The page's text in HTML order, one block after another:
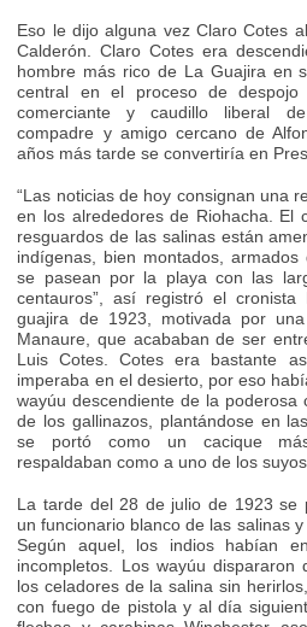
Eso le dijo alguna vez Claro Cotes
Calderón. Claro Cotes era
hombre más rico de La Guajira en
central en el proceso de
comerciante y caudillo liberal
compadre y amigo cercano de
años más tarde se convertiría en
“Las noticias de hoy consignan una
en los alrededores de Riohacha. El
resguardos de las salinas están
indígenas, bien montados,
se pasean por la playa con las
centauros”, así registró el cronista
guajira de 1923, motivada por
Manaure, que acababan de ser
Luis Cotes. Cotes era bastante
imperaba en el desierto, por eso
wayúu descendiente de la poderosa
de los gallinazos, plantándose en
se portó como un cacique
respaldaban como a uno de los
La tarde del 28 de julio de 1923 se
un funcionario blanco de las salinas
Según aquel, los indios habían
incompletos. Los wayúu dispararon
los celadores de la salina sin
con fuego de pistola y al día